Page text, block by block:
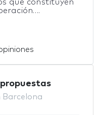
que constituyen